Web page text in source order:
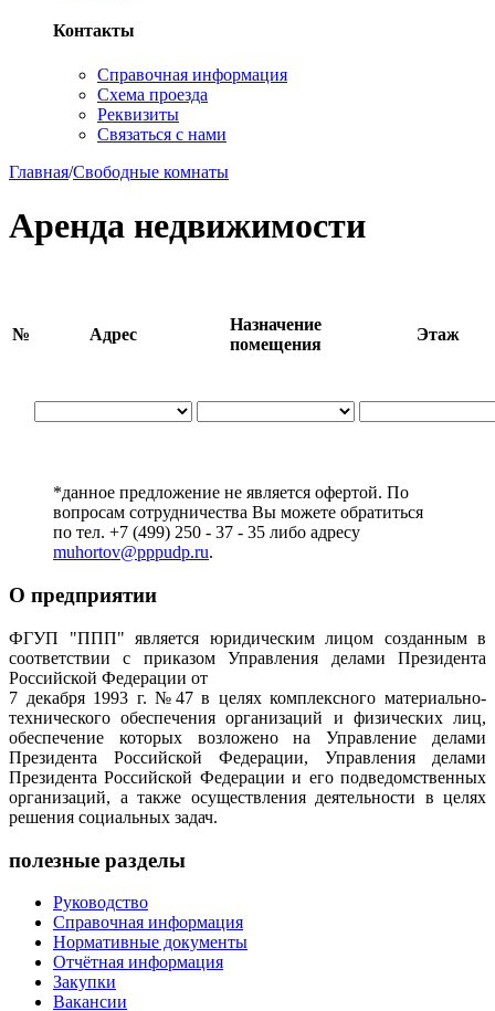
Контакты
Справочная информация
Схема проезда
Реквизиты
Связаться с нами
Главная/Свободные комнаты
Аренда недвижимости
№ Адрес
Назначение
помещения
Этаж
*данное предложение не является офертой. По
вопросам сотрудничества Вы можете обратиться
по тел. +7 (499) 250 - 37 - 35 либо адресу
muhortov@pppudp.ru.
О предприятии
ФГУП "ППП" является юридическим лицом созданным в
соответствии с приказом Управления делами Президента
Российской Федерации от
7 декабря 1993 г. №47 в целях комплексного материально-
технического обеспечения организаций и физических лиц,
обеспечение которых возложено на Управление делами
Президента Российской Федерации, Управления делами
Президента Российской Федерации и его подведомственных
организаций, а также осуществления деятельности в целях
решения социальных задач.
полезные разделы
Руководство
Справочная информация
Нормативные документы
Отчётная информация
Закупки
Вакансии